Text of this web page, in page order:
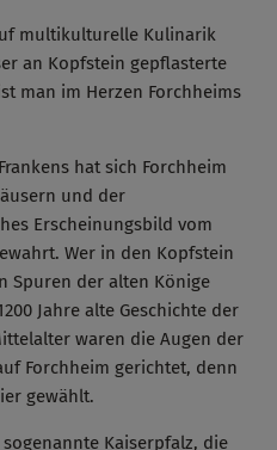
multikulturelle Kulinarik
an Kopfstein gepflasterte
man im Herzen Forchheims
hat sich Forchheim
und der
Erscheinungsbild vom
Wer in den Kopfstein
Spuren der alten Könige
Jahre alte Geschichte der
waren die Augen der
Forchheim gerichtet, denn
gewählt.
Kaiserpfalz, die